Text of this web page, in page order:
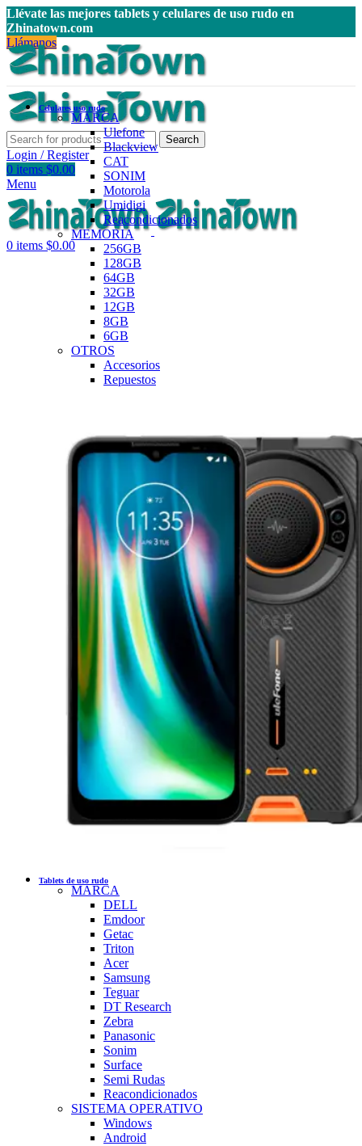
Llévate las mejores tablets y celulares de uso rudo en
Zhinatown.com
Llámanos
Search
Login / Register
0 items $0.00
Menu
0 items $0.00
Celulares uso rudo
MARCA
Ulefone
Blackview
CAT
SONIM
Motorola
Umidigi
Reacondicionados
MEMORIA
256GB
128GB
64GB
32GB
12GB
8GB
6GB
OTROS
Accesorios
Repuestos
Tablets de uso rudo
MARCA
DELL
Emdoor
Getac
Triton
Acer
Samsung
Teguar
DT Research
Zebra
Panasonic
Sonim
Surface
Semi Rudas
Reacondicionados
SISTEMA OPERATIVO
Windows
Android